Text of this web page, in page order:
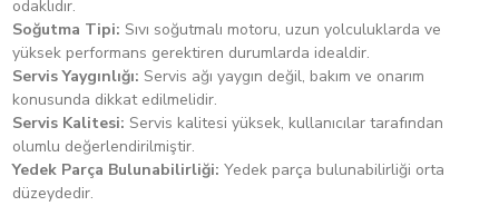
Süspansiyon mesafesi, ön/arka
120 mm / 118 mm
ABS
odaklıdır.
Soğutma Tipi: Sıvı soğutmalı motoru, uzun yolculuklarda ve
yüksek performans gerektiren durumlarda idealdir.
Servis Yaygınlığı: Servis ağı yaygın değil, bakım ve onarım
konusunda dikkat edilmelidir.
Servis Kalitesi: Servis kalitesi yüksek, kullanıcılar tarafından
olumlu değerlendirilmiştir.
Yedek Parça Bulunabilirliği: Yedek parça bulunabilirliği orta
düzeydedir.